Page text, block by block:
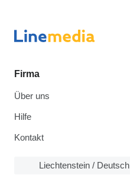
Firma
Über uns
Hilfe
Kontakt
Liechtenstein / Deutsch